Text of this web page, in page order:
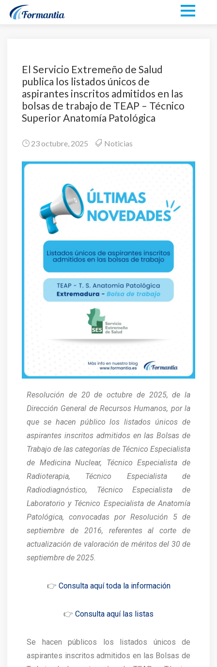
El Servicio Extremeño de Salud
publica los listados únicos de
aspirantes inscritos admitidos en las
bolsas de trabajo de TEAP – Técnico
Superior Anatomía Patológica
23 octubre, 2025 Noticias
Resolución de 20 de octubre de 2025, de la
Dirección General de Recursos Humanos, por la
que se hacen público los listados únicos de
aspirantes inscritos admitidos en las Bolsas de
Trabajo de las categorías de Técnico Especialista
de Medicina Nuclear, Técnico Especialista de
Radioterapia, Técnico Especialista de
Radiodiagnóstico, Técnico Especialista de
Laboratorio y Técnico Especialista de Anatomía
Patológica, convocadas por Resolución 5 de
septiembre de 2016, referentes al corte de
actualización de valoración de méritos del 30 de
septiembre de 2025.
👉 Consulta aquí toda la información
👉 Consulta aquí las listas
Se hacen públicos los listados únicos de
aspirantes inscritos admitidos en las Bolsas de